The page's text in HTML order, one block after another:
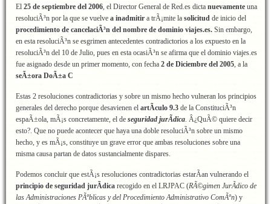
El 25 de septiembre del 2006, el Director General de Red.es dicta nuevamente una
resoluciÃ³n por la que se vuelve a inadmitir a trÃ¡mite la solicitud de inicio del
procedimiento de cancelaciÃ³n del nombre de dominio viajes.es. Sin embargo,
en esta resoluciÃ³n se esgrimen antecedentes contradictorios a los expuesto en la
resoluciÃ³n del 10 de Julio, pues en esta ocasiÃ³n se afirma que el dominio viajes.es
fue asignado desde un primer momento, con fecha 2 de Diciembre del 2005, a la
seÃ±ora DoÃ±a C
Estas 2 resoluciones contradictorias y sobre un mismo hecho vulneran los principios
generales del derecho porque desavienen el artÃ­culo 9.3 de la ConstituciÃ³n
espaÃ±ola, mÃ¡s concretamente, el de seguridad jurÃ­dica. Â¿QuÃ© quiere decir
esto?. Que no puede acontecer que haya una doble resoluciÃ³n sobre un mismo
hecho, y es mÃ¡s, constituye un grave error que ambas resoluciones sobre una
misma causa partan de datos sustancialmente dispares.
Podemos concluir que estÃ¡s resoluciones contradictorias estarÃ­an vulnerando el
principio de seguridad jurÃ­dica recogido en el LRJPAC (RÃ©gimen JurÃ­dico de
las Administraciones PÃºblicas y del Procedimiento Administrativo ComÃºn) y